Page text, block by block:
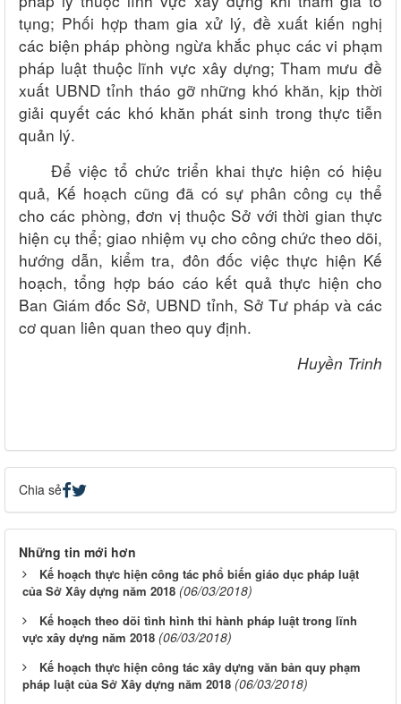
tụng; Phối hợp tham gia xử lý, đề xuất kiến nghị
các biện pháp phòng ngừa khắc phục các vi phạm
pháp luật thuộc lĩnh vực xây dựng; Tham mưu đề
xuất UBND tỉnh tháo gỡ những khó khăn, kịp thời
giải quyết các khó khăn phát sinh trong thực tiễn
quản lý.
Để việc tổ chức triển khai thực hiện có hiệu
quả, Kế hoạch cũng đã có sự phân công cụ thể
cho các phòng, đơn vị thuộc Sở với thời gian thực
hiện cụ thể; giao nhiệm vụ cho công chức theo dõi,
hướng dẫn, kiểm tra, đôn đốc việc thực hiện Kế
hoạch, tổng hợp báo cáo kết quả thực hiện cho
Ban Giám đốc Sở, UBND tỉnh, Sở Tư pháp và các
cơ quan liên quan theo quy định.
Huyền Trinh
Chia sẻ
Những tin mới hơn
Kế hoạch thực hiện công tác phổ biến giáo dục pháp luật
của Sở Xây dựng năm 2018 (06/03/2018)
Kế hoạch theo dõi tình hình thi hành pháp luật trong lĩnh
vực xây dựng năm 2018 (06/03/2018)
Kế hoạch thực hiện công tác xây dựng văn bản quy phạm
pháp luật của Sở Xây dựng năm 2018 (06/03/2018)